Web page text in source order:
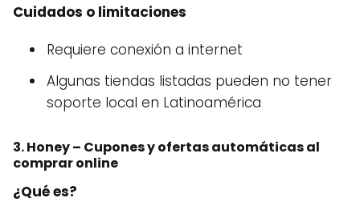
Cuidados o limitaciones
Requiere conexión a internet
Algunas tiendas listadas pueden no tener
soporte local en Latinoamérica
3. Honey – Cupones y ofertas automáticas al
comprar online
¿Qué es?